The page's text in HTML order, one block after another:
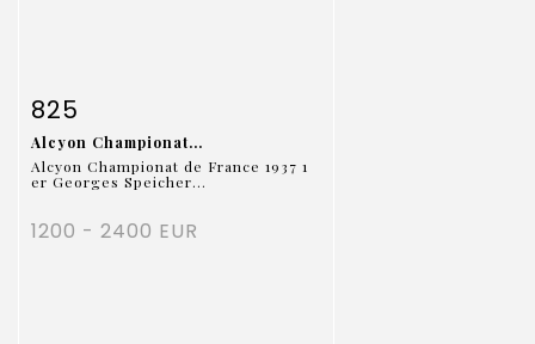
Fiche détaillée
825
Alcyon Championat...
Alcyon Championat de France 1937 1
er Georges Speicher...
1200 - 2400 EUR